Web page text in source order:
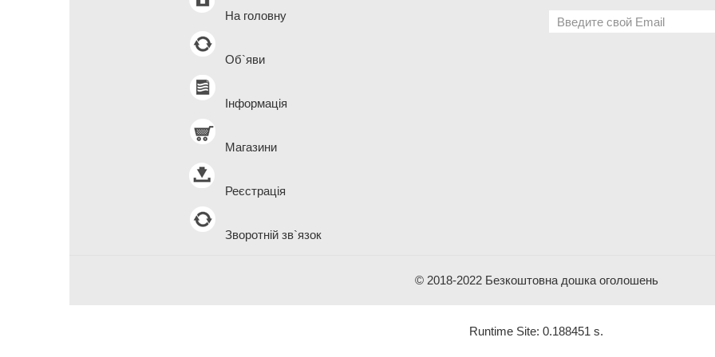
На головну
Об`яви
Інформація
Магазини
Реєстрація
Зворотній зв`язок
© 2018-2022 Безкоштовна дошка оголошень
Runtime Site: 0.188451 s.